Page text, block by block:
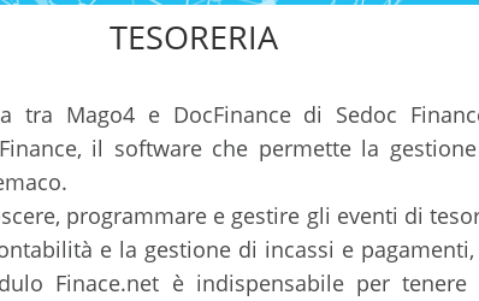
TESORERIA
tra Mago4 e DocFinance di Sedoc
il software che permette la
programmare e gestire gli eventi di
e la gestione di incassi e
Finace.net è indispensabile per